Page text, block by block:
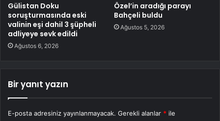
Gülistan Doku
soruşturmasında eski
valinin eşi dahil 3 şüpheli
adliyeye sevk edildi
Ağustos 6, 2026
Özel’in aradığı parayı
Bahçeli buldu
Ağustos 5, 2026
Bir yanıt yazın
E-posta adresiniz yayınlanmayacak. Gerekli alanlar * ile